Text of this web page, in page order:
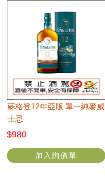
蘇格登12年亞版 單一純麥威
士忌
$980
加入詢價單